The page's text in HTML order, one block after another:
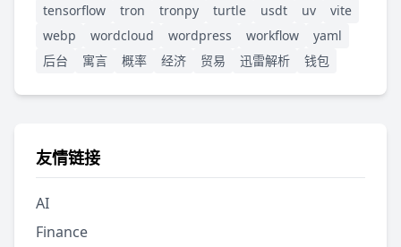
tensorflow
tron tronpy turtle usdt uv
vite
webp
wordcloud wordpress workflow
yaml
后台
寓言 概率 经济 贸易 迅雷解析 钱包
友情链接
AI
Finance